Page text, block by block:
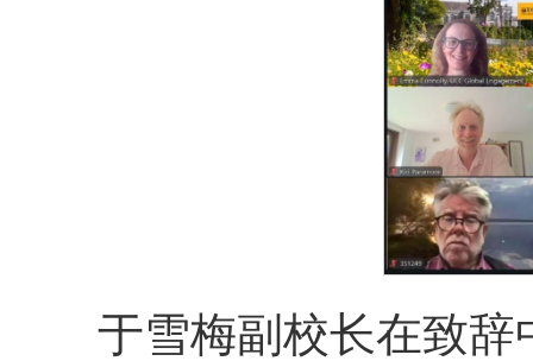
于雪梅副校长在致